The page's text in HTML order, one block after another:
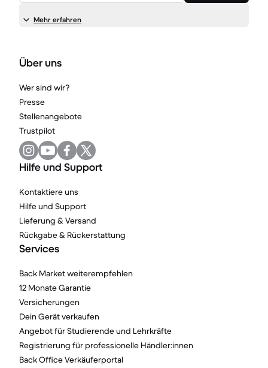
Mehr erfahren
Über uns
Wer sind wir?
Presse
Stellenangebote
Trustpilot
Hilfe und Support
Kontaktiere uns
Hilfe und Support
Lieferung & Versand
Rückgabe & Rückerstattung
Services
Back Market weiterempfehlen
12 Monate Garantie
Versicherungen
Dein Gerät verkaufen
Angebot für Studierende und Lehrkräfte
Registrierung für professionelle Händler:innen
Back Office Verkäuferportal